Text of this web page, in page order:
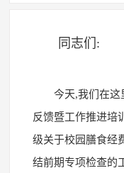
同志们:
今天,我们在这
反馈暨工作推进培
级关于校园膳食经
结前期专项检查的